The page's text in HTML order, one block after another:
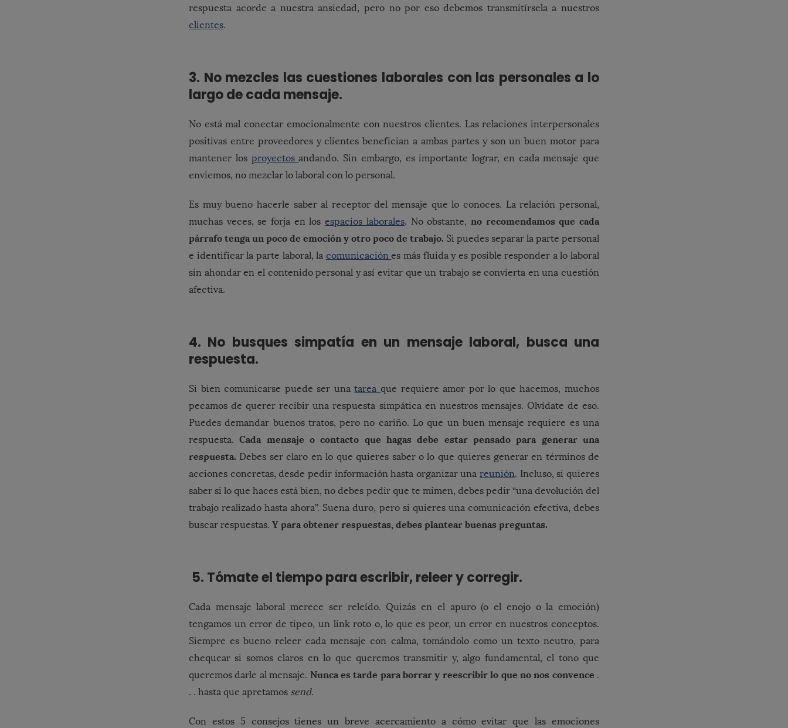
respuesta acorde a nuestra ansiedad, pero no por eso debemos transmitírsela a nuestros
clientes.
3. No mezcles las cuestiones laborales con las personales a lo
largo de cada mensaje.
No está mal conectar emocionalmente con nuestros clientes. Las relaciones interpersonales
positivas entre proveedores y clientes benefician a ambas partes y son un buen motor para
mantener los proyectosandando. Sin embargo, es importante lograr, en cada mensaje que
enviemos, no mezclar lo laboral con lo personal.
Es muy bueno hacerle saber al receptor del mensaje que lo conoces. La relación personal,
muchas veces, se forja en losespacios laborales. No obstante, no recomendamos que cada
párrafo tenga un poco de emoción y otro poco de trabajo. Si puedes separar la parte personal
e identificar la parte laboral, la comunicaciónes más fluida y es posible responder a lo laboral
sin ahondar en el contenido personal y así evitar que un trabajo se convierta en una cuestión
afectiva.
4. No busques simpatía en un mensaje laboral, busca una
respuesta.
Si bien comunicarse puede ser unatareaque requiere amor por lo que hacemos, muchos
pecamos de querer recibir una respuesta simpática en nuestros mensajes. Olvídate de eso.
Puedes demandar buenos tratos, pero no cariño. Lo que un buen mensaje requiere es una
respuesta.Cada mensaje o contacto que hagas debe estar pensado para generar una
respuesta. Debes ser claro en lo que quieres saber o lo que quieres generar en términos de
acciones concretas, desde pedir información hasta organizar unareunión. Incluso, si quieres
saber si lo que haces está bien, no debes pedir que te mimen, debes pedir “una devolución del
trabajo realizado hasta ahora”. Suena duro, pero si quieres una comunicación efectiva, debes
buscar respuestas. Y para obtener respuestas, debes plantear buenas preguntas.
5. Tómate el tiempo para escribir, releer y corregir.
Cada mensaje laboral merece ser releído. Quizás en el apuro (o el enojo o la emoción)
tengamos un error de tipeo, un link roto o, lo que es peor, un error en nuestros conceptos.
Siempre es bueno releer cada mensaje con calma, tomándolo como un texto neutro, para
chequear si somos claros en lo que queremos transmitir y, algo fundamental, el tono que
queremos darle al mensaje. Nunca es tarde para borrar y reescribir lo que no nos convence .
. . hasta que apretamos send.
Con estos 5 consejos tienes un breve acercamiento a cómo evitar que las emociones